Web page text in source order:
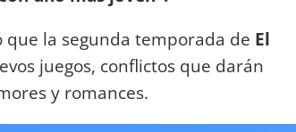
la segunda temporada de El
juegos, conflictos que darán
y romances.